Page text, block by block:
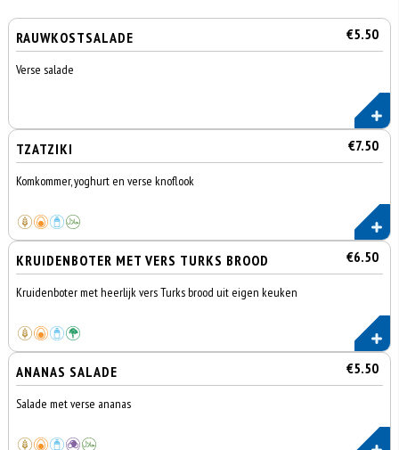
RAUWKOSTSALADE €5.50
Verse salade
TZATZIKI €7.50
Komkommer, yoghurt en verse knoflook
KRUIDENBOTER MET VERS TURKS BROOD €6.50
Kruidenboter met heerlijk vers Turks brood uit eigen keuken
ANANAS SALADE €5.50
Salade met verse ananas